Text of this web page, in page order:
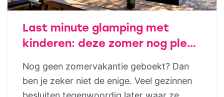
Last minute glamping met
kinderen: deze zomer nog plek
Vodatent en Tendi
Nog geen zomervakantie geboekt? Dan
ben je zeker niet de enige. Veel gezinnen